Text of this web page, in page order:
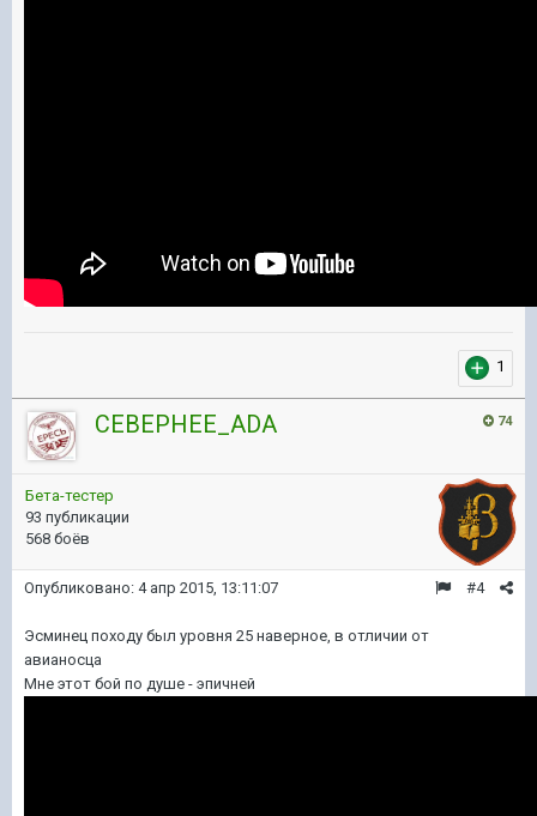
1
74
CEBEPHEE_ADA
Бета-тестер
93 публикации
568 боёв
#4
Опубликовано: 4 апр 2015, 13:11:07
Эсминец походу был уровня 25 наверное, в отличии от
авианосца
Мне этот бой по душе - эпичней